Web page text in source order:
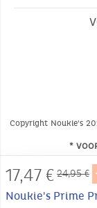
17,47 € 24,95 €
Noukie's Prime
Copyright Noukie's
*